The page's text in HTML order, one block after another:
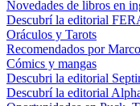
Novedades de libros en
Descubrí la editorial
Oráculos y Tarots
Recomendados por
Cómics y mangas
Descubri la editorial
Descubrí la editorial